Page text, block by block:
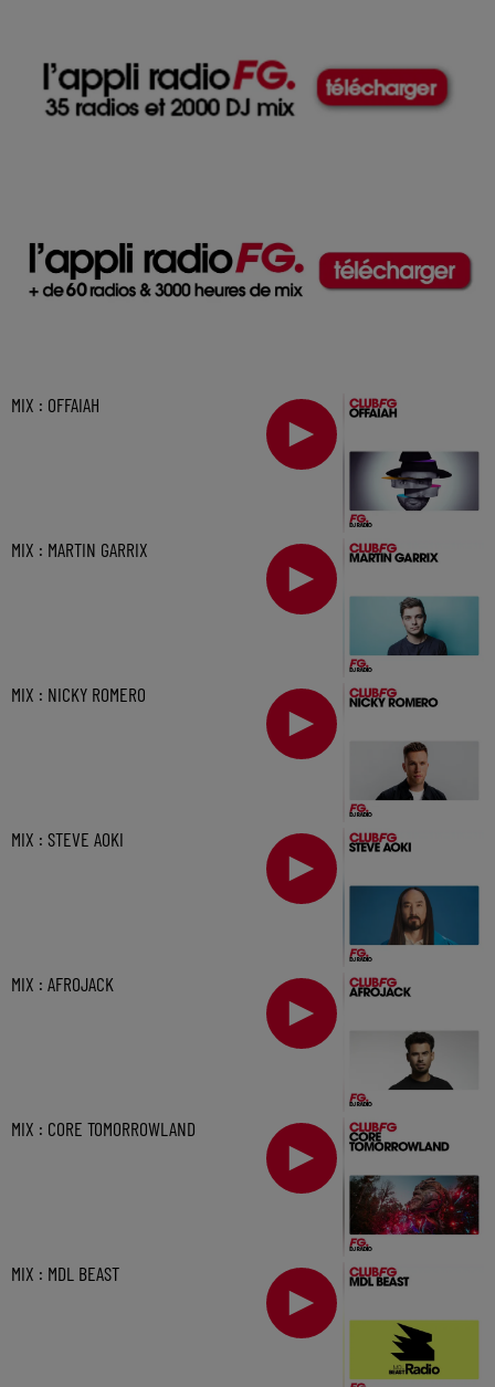
MIX : OFFAIAH
MIX : MARTIN GARRIX
MIX : NICKY ROMERO
MIX : STEVE AOKI
MIX : AFROJACK
MIX : CORE TOMORROWLAND
MIX : MDL BEAST